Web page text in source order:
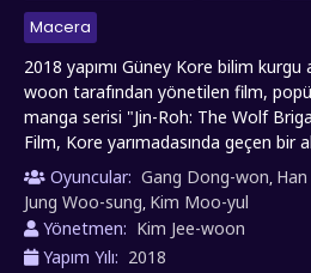
Macera
2018 yapımı Güney Kore bilim kurgu
woon tarafından yönetilen film,
manga serisi "Jin-Roh: The Wolf
Film, Kore yarımadasında geçen bir
Kore Savaşı'nın ardından, Kore
Büyük Kore Cumhuriyeti'nin
birleşme sürecinde hala devam eden
toplumsal huzursuzluk, bir grup özel
bastırmak ve halkı kontrol altında
Oyuncular: Gang Dong-won,
Jung Woo-sung, Kim Moo-yul
Yönetmen: Kim Jee-woon
Yapım Yılı: 2018